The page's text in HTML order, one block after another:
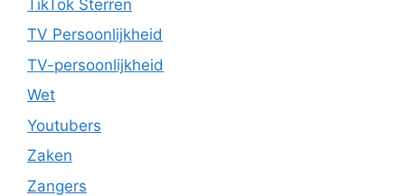
TikTok Sterren
TV Persoonlijkheid
TV-persoonlijkheid
Wet
Youtubers
Zaken
Zangers